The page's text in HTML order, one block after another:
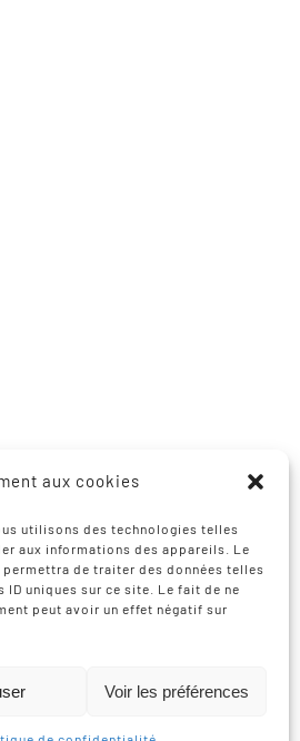
aux cookies
utilisons des technologies telles
aux informations des appareils. Le
de traiter des données telles
uniques sur ce site. Le fait de ne
peut avoir un effet négatif sur
Voir les préférences